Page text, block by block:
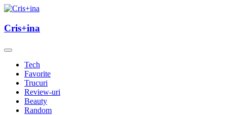
Skip
content
Cris+ina
Cris+ina
Tech
Favorite
Trucuri
Review-uri
Beauty
Random